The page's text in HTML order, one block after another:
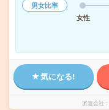
男女比率
女性
気になる!
派遣会社